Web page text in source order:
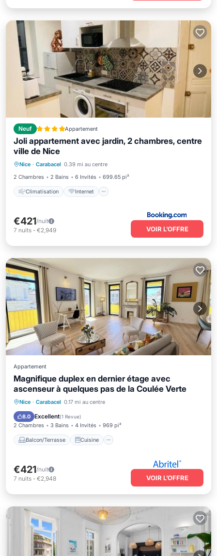
Neuf Appartement
Joli appartement avec jardin, 2 chambres, centre
ville de Nice
Nice · Carabacel 0.39 mi au centre
2 Chambres
2 Bains 6 Invités 699.65 pi²
Climatisation Internet
Climatisation
Adapté aux enfants
€421/nuit
7 nuits - €2,949 VOIR L’OFFRE
Appartement
Magnifique duplex en dernier étage avec
ascenseur à quelques pas de la Coulée Verte
Nice · Carabacel 0.17 mi au centre
8.0 Excellent(1 Revue)
2 Chambres 3 Bains 4 Invités 969 pi²
Balcon/Terrasse Cuisine
Balcon/Terrasse
Climatisation
€421/nuit
7 nuits - €2,948 VOIR L’OFFRE